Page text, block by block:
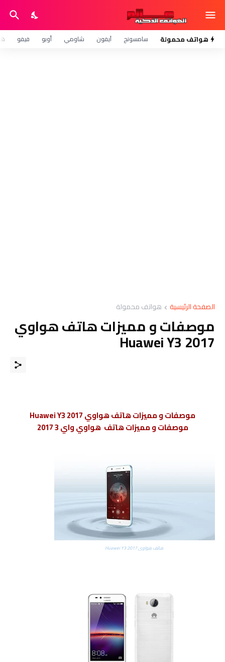
هواتف محمولة سامسونج آيفون شاومي أوبو فيفو
الصفحة الرئيسية هواتف محمولة
موصفات و مميزات هاتف هواوي
Huawei Y3 2017
موصفات و مميزات هاتف هواوي Huawei Y3 2017
موصفات و مميزات هاتف هواوي واي 3 2017
هاتف هواوي Huawei Y3 2017